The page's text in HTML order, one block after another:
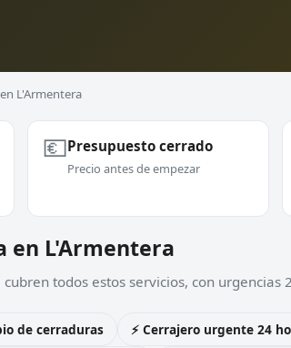
L'Armentera
💶Presupuesto cerrado
Precio antes de empezar
en L'Armentera
todos estos servicios, con urgencias
de cerraduras ⚡ Cerrajero urgente 24